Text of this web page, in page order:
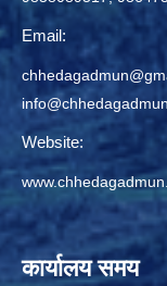
Email:
Website:
कार्यालय समय